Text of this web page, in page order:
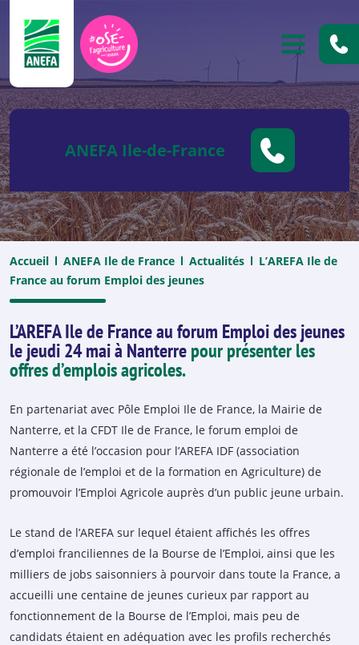
OUVRIR
ANEFA Ile-de-France
Accueil ANEFA Ile de France Actualités
L’AREFA Ile de
France au forum Emploi des jeunes
L’AREFA Ile de France au forum Emploi des jeunes
le jeudi 24 mai à Nanterrepour présenter les
offres d’emplois agricoles.
En partenariat avec Pôle Emploi Ile de France, la Mairie de
Nanterre, et la CFDT Ile de France, le forum emploi de
Nanterre a été l’occasion pour l’AREFA IDF (association
régionale de l’emploi et de la formation en Agriculture) de
promouvoir l’Emploi Agricole auprès d’un public jeune urbain.
Le stand de l’AREFA sur lequel étaient affichés les offres
d’emploi franciliennes de la Bourse de l’Emploi, ainsi que les
milliers de jobs saisonniers à pourvoir dans toute la France, a
accueilli une centaine de jeunes curieux par rapport au
fonctionnement de la Bourse de l’Emploi, mais peu de
candidats étaient en adéquation avec les profils recherchés